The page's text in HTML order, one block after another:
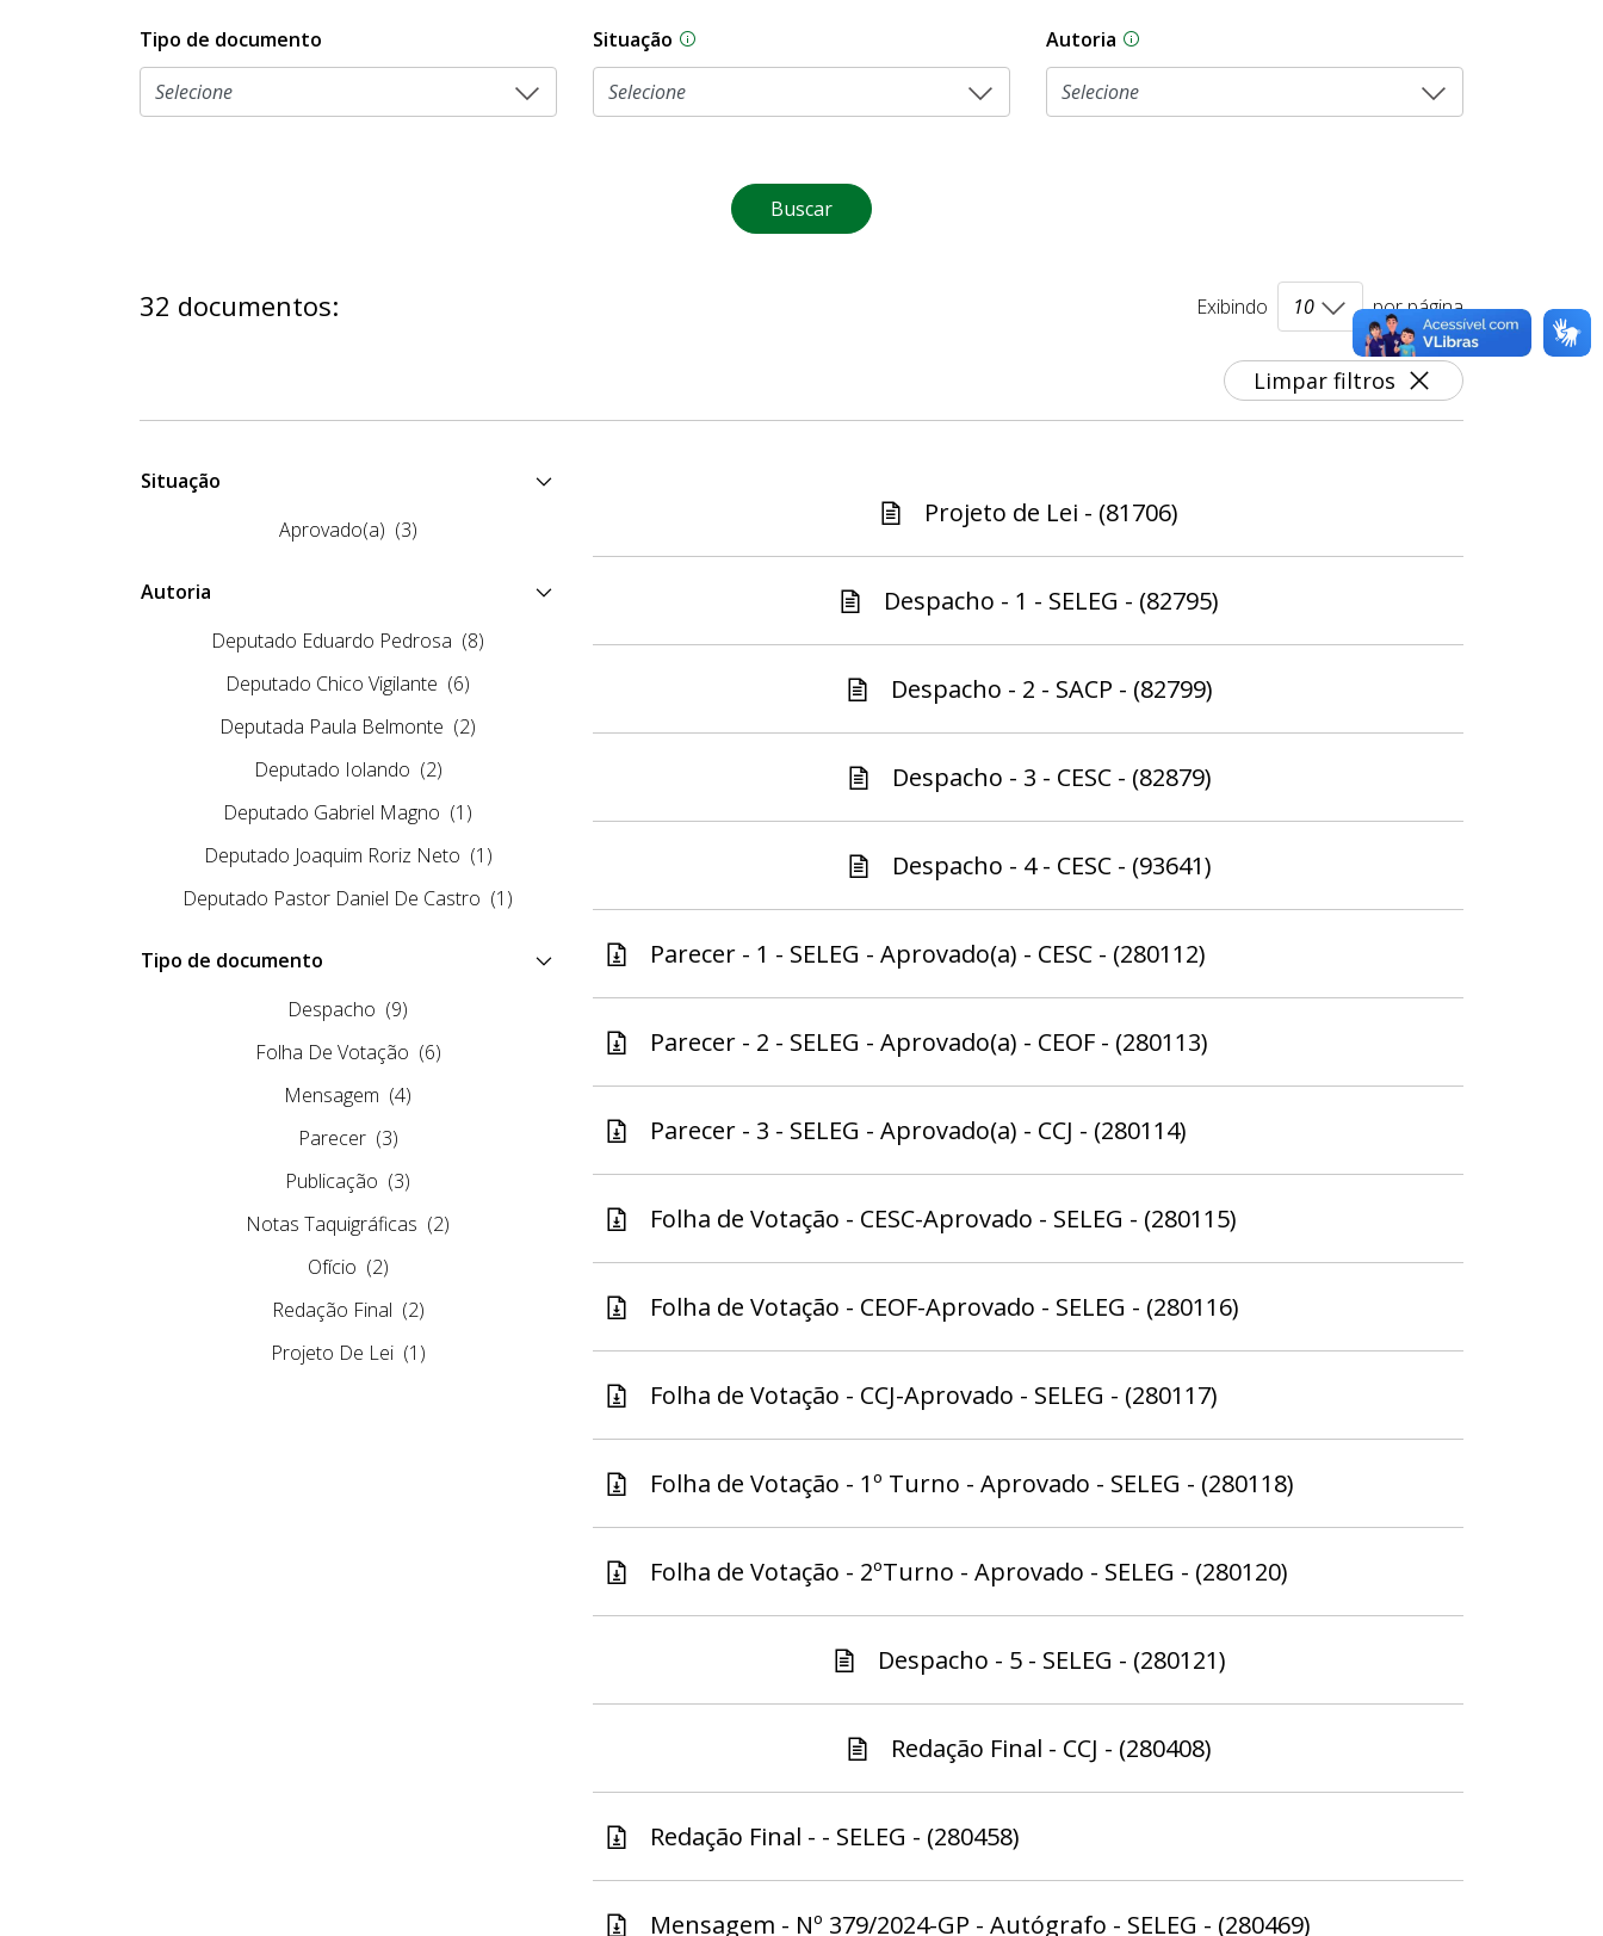
Tipo de documento Situação Na CLDF, as proposições legislativas passam por diferentes estágios durante o processo
Autoria As proposições legislativas na CLDF podem ser
Buscar
Limpar filtros
32 documentos: Exibindo por página
Situação
Aprovado(a) (3)
Autoria
Deputado Eduardo Pedrosa (8)
Deputado Chico Vigilante (6)
Deputada Paula Belmonte (2)
Deputado Iolando (2)
Deputado Gabriel Magno (1)
Deputado Joaquim Roriz Neto (1)
Deputado Pastor Daniel De Castro (1)
Tipo de documento
Despacho (9)
Folha De Votação (6)
Mensagem (4)
Parecer (3)
Publicação (3)
Notas Taquigráficas (2)
Ofício (2)
Redação Final (2)
Projeto De Lei (1)
Projeto de Lei - (81706)
Despacho - 1 - SELEG - (82795)
Despacho - 2 - SACP - (82799)
Despacho - 3 - CESC - (82879)
Despacho - 4 - CESC - (93641)
Parecer - 1 - SELEG - Aprovado(a) - CESC - (280112)
Parecer - 2 - SELEG - Aprovado(a) - CEOF - (280113)
Parecer - 3 - SELEG - Aprovado(a) - CCJ - (280114)
Folha de Votação - CESC-Aprovado - SELEG - (280115)
Folha de Votação - CEOF-Aprovado - SELEG - (280116)
Folha de Votação - CCJ-Aprovado - SELEG - (280117)
Folha de Votação - 1º Turno - Aprovado - SELEG - (280118)
Folha de Votação - 2ºTurno - Aprovado - SELEG - (280120)
Despacho - 5 - SELEG - (280121)
Redação Final - CCJ - (280408)
Redação Final - - SELEG - (280458)
Mensagem - Nº 379/2024-GP - Autógrafo - SELEG - (280469)